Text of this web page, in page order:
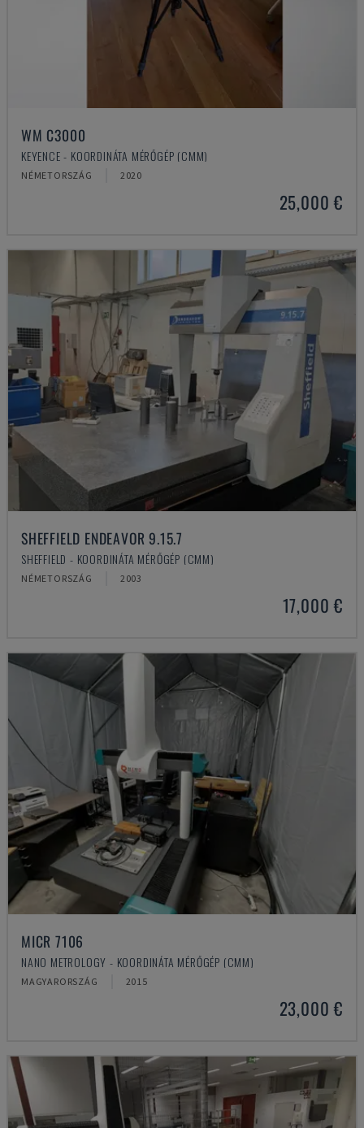
WM C3000
KEYENCE - KOORDINÁTA MÉRŐGÉP (CMM)
NÉMETORSZÁG 2020
25,000 €
SHEFFIELD ENDEAVOR 9.15.7
SHEFFIELD - KOORDINÁTA MÉRŐGÉP (CMM)
NÉMETORSZÁG 2003
17,000 €
MICR 7106
NANO METROLOGY - KOORDINÁTA MÉRŐGÉP (CMM)
MAGYARORSZÁG 2015
23,000 €